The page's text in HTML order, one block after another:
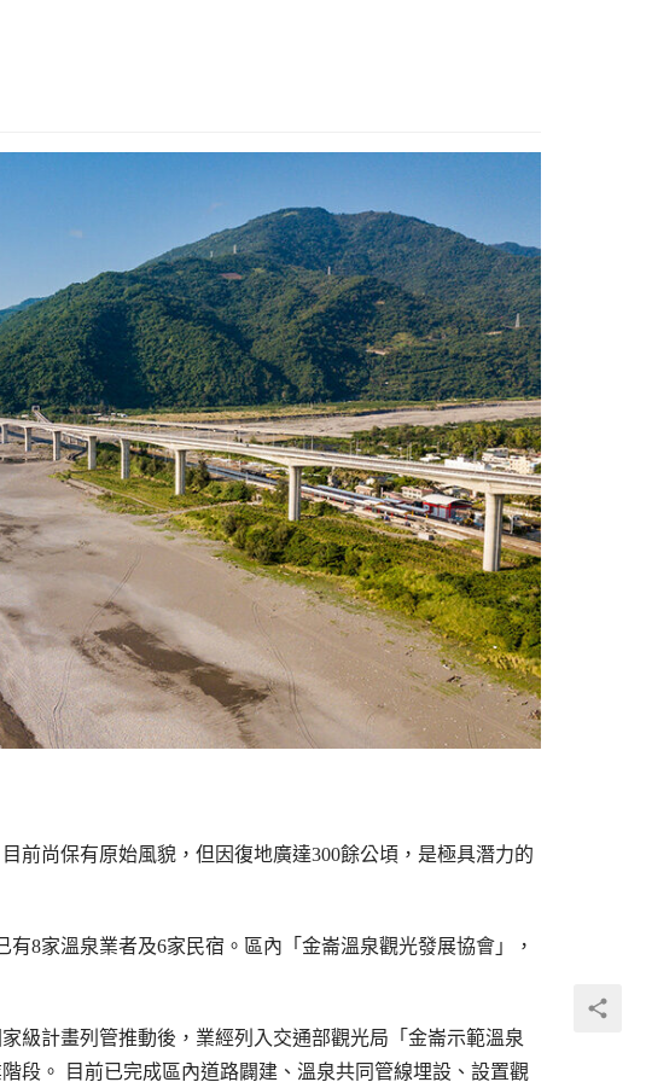
前尚保有原始風貌，但因復地廣達300餘公頃，是極具潛力的
8家溫泉業者及6家民宿。區內「金崙溫泉觀光發展協會」，
級計畫列管推動後，業經列入交通部觀光局「金崙示範溫泉
段。 目前已完成區內道路闢建、溫泉共同管線埋設、設置觀